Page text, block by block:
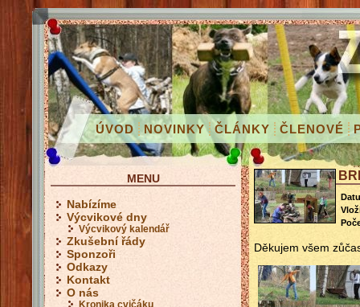
ÚVOD NOVINKY ČLÁNKY ČLENOVÉ
Děkujem všem
MENU
Nabízíme
Výcvikové dny
Výcvikový kalendář
Zkušební řády
Sponzoři
Odkazy
Kontakt
O nás
Kronika cvičáku